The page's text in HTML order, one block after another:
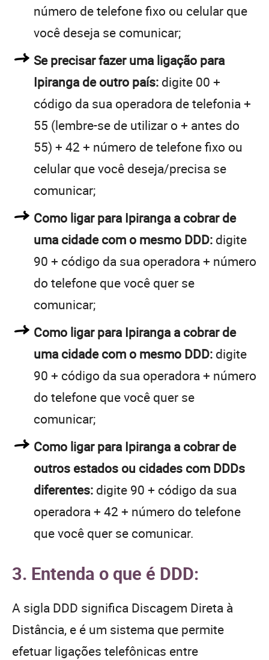
número de telefone fixo ou celular que
você deseja se comunicar;
Se precisar fazer uma ligação para
Ipiranga de outro país: digite 00 +
código da sua operadora de telefonia +
55 (lembre-se de utilizar o + antes do
55) + 42 + número de telefone fixo ou
celular que você deseja/precisa se
comunicar;
Como ligar para Ipiranga a cobrar de
uma cidade com o mesmo DDD: digite
90 + código da sua operadora + número
do telefone que você quer se
comunicar;
Como ligar para Ipiranga a cobrar de
uma cidade com o mesmo DDD: digite
90 + código da sua operadora + número
do telefone que você quer se
comunicar;
Como ligar para Ipiranga a cobrar de
outros estados ou cidades com DDDs
diferentes: digite 90 + código da sua
operadora + 42 + número do telefone
que você quer se comunicar.
3. Entenda o que é DDD:
A sigla DDD significa Discagem Direta à
Distância, e é um sistema que permite
efetuar ligações telefônicas entre